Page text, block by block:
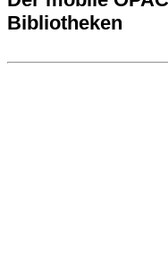
Bibliotheken